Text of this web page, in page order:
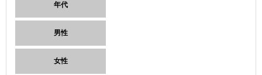
年代
男性
女性